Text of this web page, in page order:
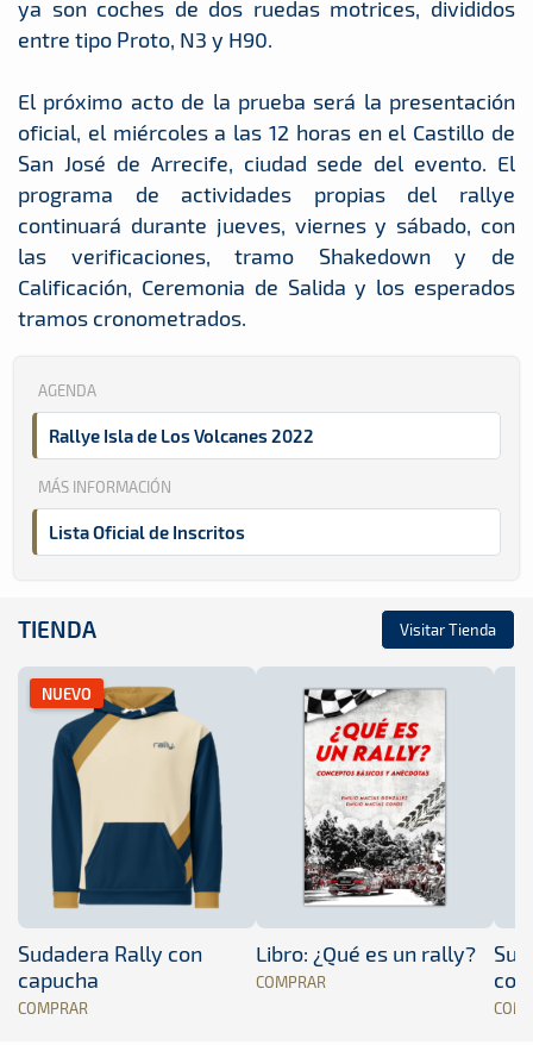
ya son coches de dos ruedas motrices, divididos
entre tipo Proto, N3 y H90.
El próximo acto de la prueba será la presentación
oficial, el miércoles a las 12 horas en el Castillo de
San José de Arrecife, ciudad sede del evento. El
programa de actividades propias del rallye
continuará durante jueves, viernes y sábado, con
las verificaciones, tramo Shakedown y de
Calificación, Ceremonia de Salida y los esperados
tramos cronometrados.
AGENDA
Rallye Isla de Los Volcanes 2022
MÁS INFORMACIÓN
Lista Oficial de Inscritos
TIENDA Visitar Tienda
NUEVO
Sudadera Rally con
capucha
COMPRAR
Libro: ¿Qué es un rally?
COMPRAR